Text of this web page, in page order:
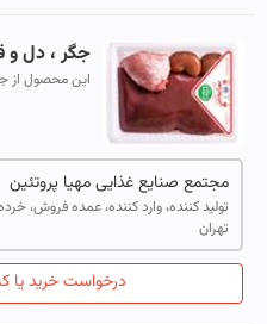
جگر ، دل و
این محصول از
مجتمع صنایع غذایی مهیا پروتئین
تولید کننده، وارد کننده، عمده فروش،
تهران
درخواست خرید یا